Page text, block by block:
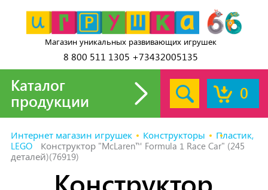
Магазин уникальных развивающих игрушек
8 800 511 1305 +73432005135
0
Каталог
продукции
Интернет магазин игрушек Конструкторы
Пластик,
LEGO
Конструктор "McLaren™ Formula 1 Race Car" (245
деталей)(76919)
Конструктор